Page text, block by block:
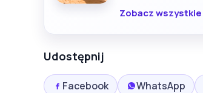
Zobacz
Udostępnij
Facebook WhatsApp